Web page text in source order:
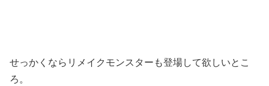
せっかくならリメイクモンスターも登場して欲しいとこ
ろ。